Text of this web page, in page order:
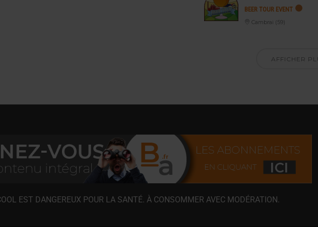
BEER TOUR EVENT
Cambrai (59)
AFFICHER
EST DANGEREUX POUR LA SANTÉ. À CONSOMMER AVEC MODÉRATION.